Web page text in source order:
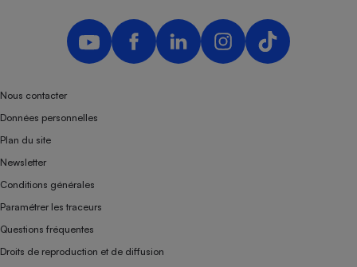
Nous contacter
Données personnelles
Plan du site
Newsletter
Conditions générales
Paramétrer les traceurs
Questions fréquentes
Droits de reproduction et de diffusion